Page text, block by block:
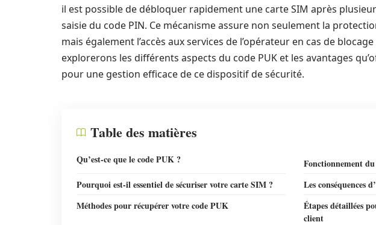
il est possible de débloquer rapidement une carte SIM après
saisie du code PIN. Ce mécanisme assure non seulement la
mais également l’accès aux services de l’opérateur en cas de
explorerons les différents aspects du code PUK et les avantages
pour une gestion efficace de ce dispositif de sécurité.
Table des matières
Qu’est-ce que le code PUK ?
Fonctionnement
Pourquoi est-il essentiel de sécuriser votre carte SIM ?
Les conséquences
Méthodes pour récupérer votre code PUK
Étapes détaillées
client